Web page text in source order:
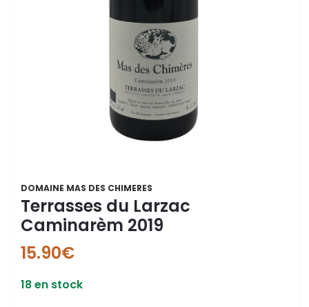
DOMAINE MAS DES CHIMERES
Terrasses du Larzac
Caminarèm 2019
15.90€
18 en stock